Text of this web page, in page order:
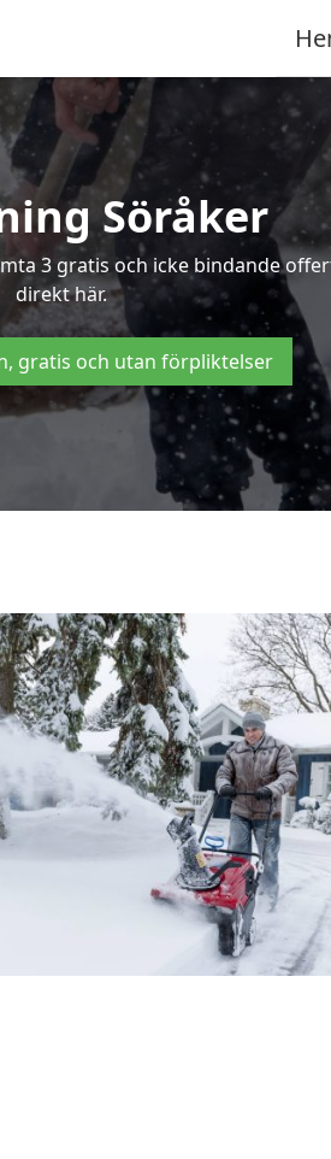
Söråker
3 gratis och icke bindande
direkt här.
gratis och utan förpliktelser